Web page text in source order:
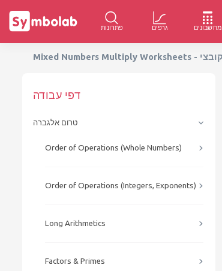
פתרונות גרפים מחשבונים
דפי עבודה
טרום אלגברה
Order of Operations (Whole Numbers)
Order of Operations (Integers, Exponents)
Long Arithmetics
Factors & Primes